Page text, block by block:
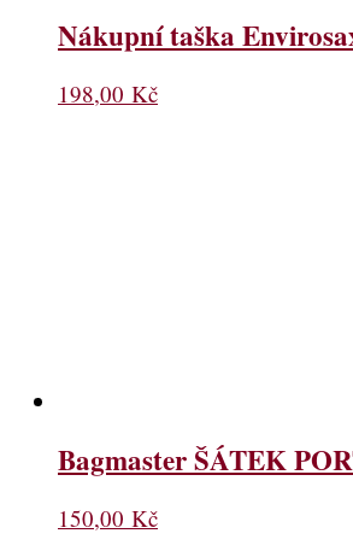
Nákupní taška
198,00 Kč
Bagmaster ŠÁTEK
150,00 Kč